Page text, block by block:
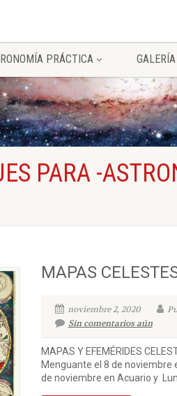
PRÁCTICA GALERÍA
PARA -
MAPAS
noviembre 2, 2020
Sin comentarios aún
MAPAS Y EFEMÉRIDES
Menguante el 8 de noviembre
de noviembre en Acuario y